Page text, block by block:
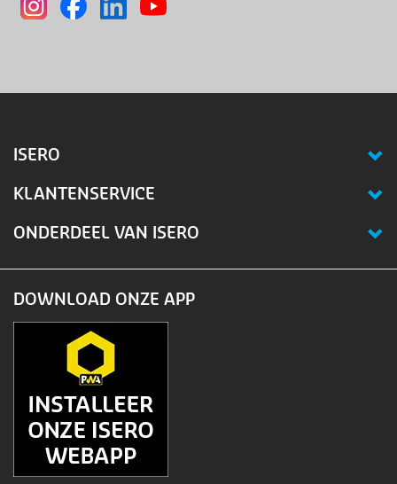
ISERO
KLANTENSERVICE
ONDERDEEL VAN ISERO
DOWNLOAD ONZE APP